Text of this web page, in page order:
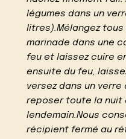
légumes dans un
litres).Mélangez
marinade dans une
feu et laissez cuire
ensuite du feu,
versez dans un verre
reposer toute la nuit
lendemain.Nous
récipient fermé au